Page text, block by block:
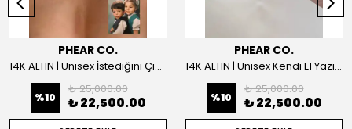
PHEAR CO.
14K ALTIN | Unisex İstediğini Çizdir Kolye
%10
₺ 25,000.00
₺ 22,500.00
PHEAR CO.
14K ALTIN | Unisex Kendi El Yazın ile İstediğini Yazdır Plaka Kolye
%10
₺ 25,000.00
₺ 22,500.00